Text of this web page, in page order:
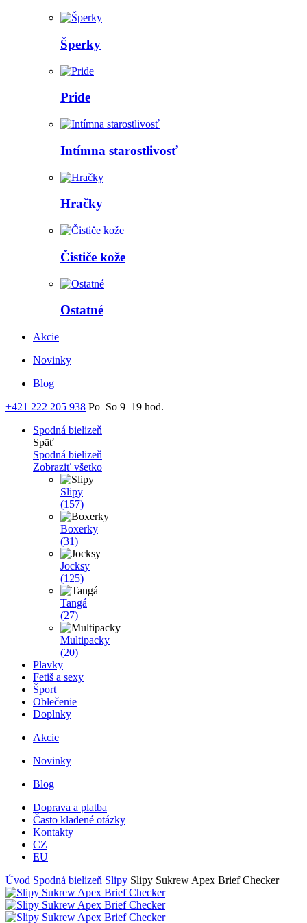
Šperky
Pride
Intímna starostlivosť
Hračky
Čističe kože
Ostatné
Akcie
Novinky
Blog
+421 222 205 938 Po–So 9–19 hod.
Spodná bielizeň
Späť
Spodná bielizeň
Zobraziť všetko
Slipy
(157)
Boxerky
(31)
Jocksy
(125)
Tangá
(27)
Multipacky
(20)
Plavky
Fetiš a sexy
Šport
Oblečenie
Doplnky
Akcie
Novinky
Blog
Doprava a platba
Často kladené otázky
Kontakty
CZ
EU
Úvod Spodná bielizeň Slipy Slipy Sukrew Apex Brief Checker